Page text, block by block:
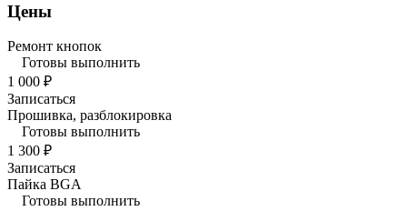
Цены
Ремонт кнопок
Готовы выполнить
1 000 ₽
Записаться
Прошивка, разблокировка
Готовы выполнить
1 300 ₽
Записаться
Пайка BGA
Готовы выполнить